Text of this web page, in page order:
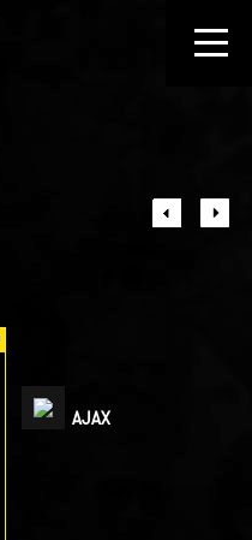
AJAX